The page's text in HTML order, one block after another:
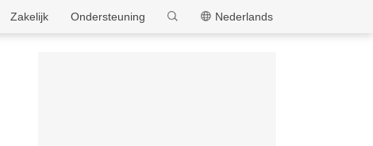
MEmu
Nederlands
Ondersteuning
Zakelijk